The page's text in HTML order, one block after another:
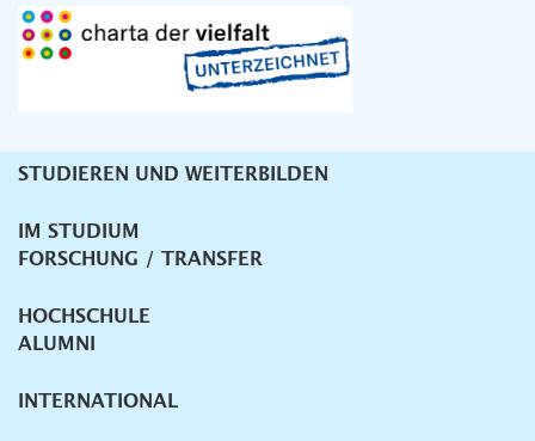
Unternavigation
STUDIEREN UND WEITERBILDEN
IM STUDIUM
FORSCHUNG / TRANSFER
HOCHSCHULE
ALUMNI
INTERNATIONAL